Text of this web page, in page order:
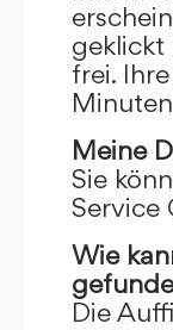
geklickt
frei.
Meine
Sie
Service
Wie
Die